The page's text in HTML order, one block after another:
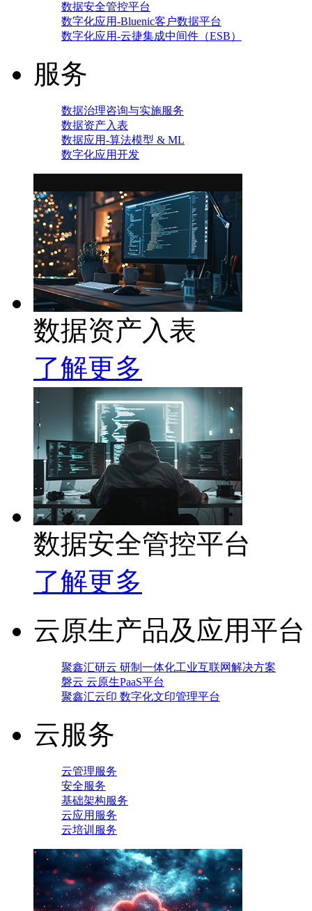
数据安全管控平台
数字化应用-Bluenic客户数据平台
数字化应用-云捷集成中间件（ESB）
服务
数据治理咨询与实施服务
数据资产入表
数据应用-算法模型 & ML
数字化应用开发
数据资产入表
了解更多
数据安全管控平台
了解更多
云原生产品及应用平台
聚鑫汇研云 研制一体化工业互联网解决方案
磐云 云原生PaaS平台
聚鑫汇云印 数字化文印管理平台
云服务
云管理服务
安全服务
基础架构服务
云应用服务
云培训服务